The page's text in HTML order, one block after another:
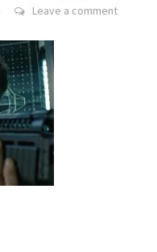
Leave a comment